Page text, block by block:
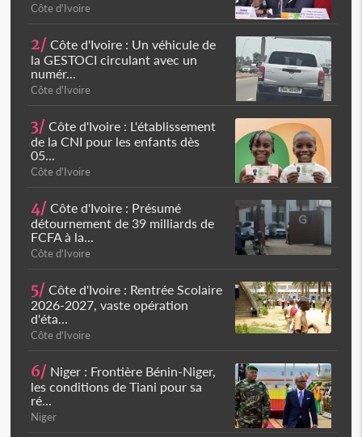
Côte d'Ivoire
2/ Côte d'Ivoire : Un véhicule de
la GESTOCI circulant avec un
numér...
Côte d'Ivoire
3/ Côte d'Ivoire : L'établissement
de la CNI pour les enfants dès
05...
Côte d'Ivoire
4/ Côte d'Ivoire : Présumé
détournement de 39 milliards de
FCFA à la...
Côte d'Ivoire
5/ Côte d'Ivoire : Rentrée Scolaire
2026-2027, vaste opération
d'éta...
Côte d'Ivoire
6/ Niger : Frontière Bénin-Niger,
les conditions de Tiani pour sa
ré...
Niger